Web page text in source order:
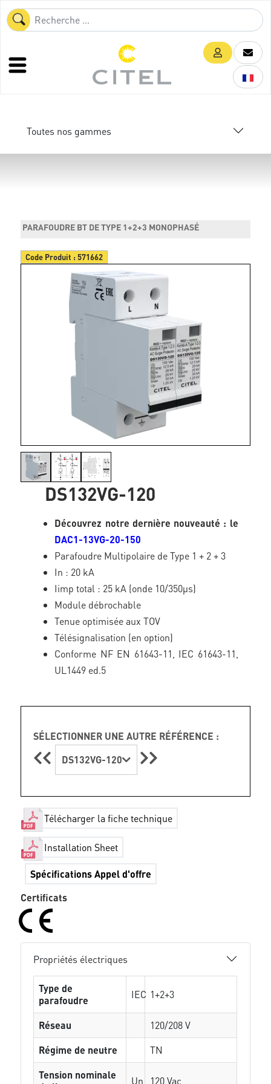
Toutes nos gammes
PARAFOUDRE BT DE TYPE 1+2+3 MONOPHASÉ
Code Produit :571662
DS132VG-120
Découvrez notre dernière nouveauté : le
DAC1-13VG-20-150
Parafoudre Multipolaire de Type 1 + 2 + 3
In : 20 kA
Iimp total : 25 kA (onde 10/350µs)
Module débrochable
Tenue optimisée aux TOV
Télésignalisation (en option)
Conforme NF EN 61643-11, IEC 61643-11,
UL1449 ed.5
SÉLECTIONNER UNE AUTRE RÉFÉRENCE :
DS132VG-120
Télécharger la fiche technique
Installation Sheet
Spécifications Appel d'offre
Certificats
Propriétés électriques
Type de
parafoudre
IEC 1+2+3
Réseau
120/208 V
Régime de neutre
TN
Tension nominale
Un 120 Vac